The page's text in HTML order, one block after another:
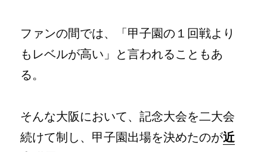
本
博
国
ファンの間では、「甲子園の１回戦より
もレベルが高い」と言われることもあ
る。
そんな大阪において、記念大会を二大会
続けて制し、甲子園出場を決めたのが近